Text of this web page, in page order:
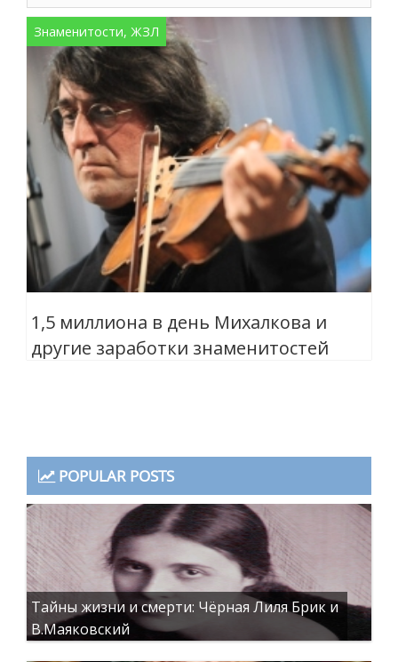
Знаменитости, ЖЗЛ
1,5 миллиона в день Михалкова и
другие заработки знаменитостей
POPULAR POSTS
Тайны жизни и смерти: Чёрная Лиля Брик и
В.Маяковский